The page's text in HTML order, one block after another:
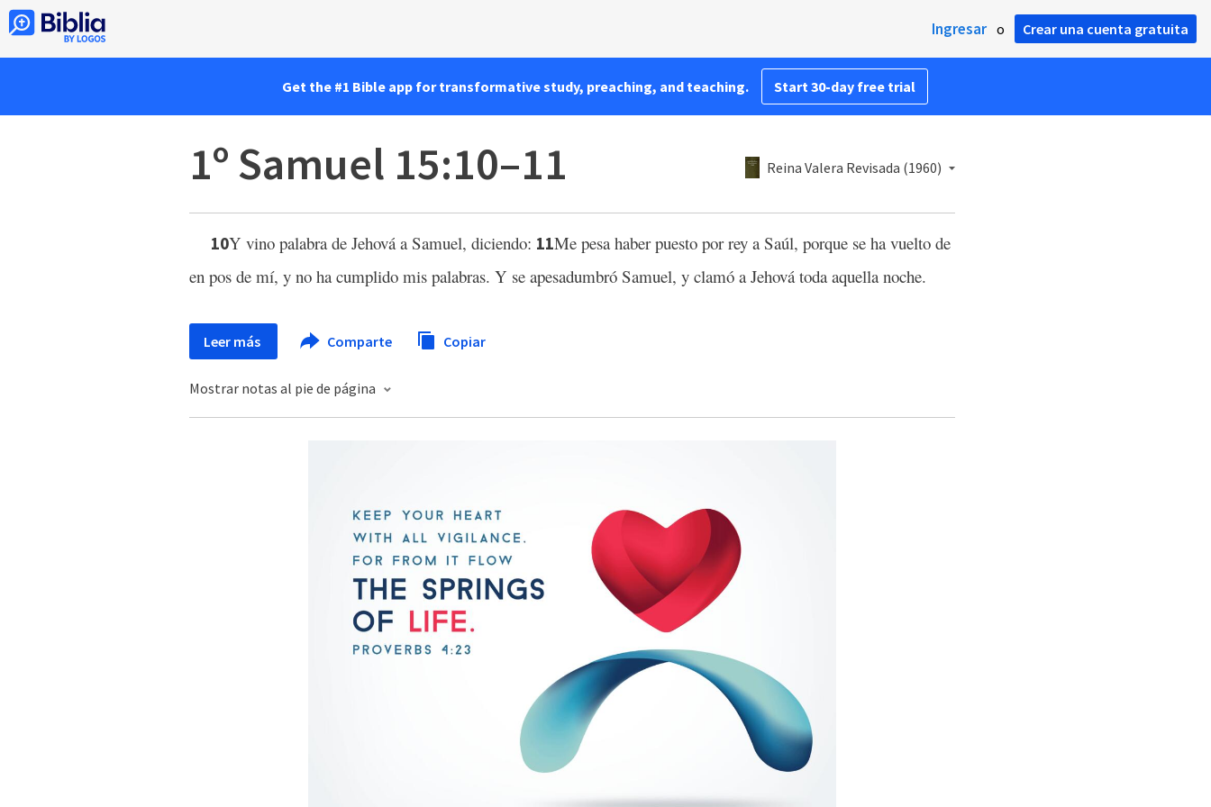
Ingresar o Crear una cuenta gratuita
Get the #1 Bible app for transformative study, preaching, and teaching. Start 30-day free trial
1º Samuel 15:10–11 Reina Valera Revisada (1960)
10Y vino palabra de Jehová a Samuel, diciendo: 11Me pesa haber puesto por rey a Saúl, porque se ha vuelto de
en pos de mí, y no ha cumplido mis palabras. Y se apesadumbró Samuel, y clamó a Jehová toda aquella noche.
Leer más Comparte Copiar
Mostrar notas al pie de página